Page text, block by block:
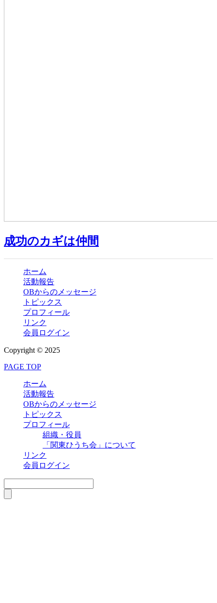
成功のカギは仲間
ホーム
活動報告
OBからのメッセージ
トピックス
プロフィール
リンク
会員ログイン
Copyright © 2025
PAGE TOP
ホーム
活動報告
OBからのメッセージ
トピックス
プロフィール
組織・役員
「関東ひうち会」について
リンク
会員ログイン